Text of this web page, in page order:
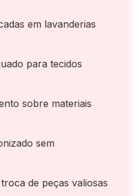
em lavanderias
para tecidos
sobre materiais
sem
de peças valiosas